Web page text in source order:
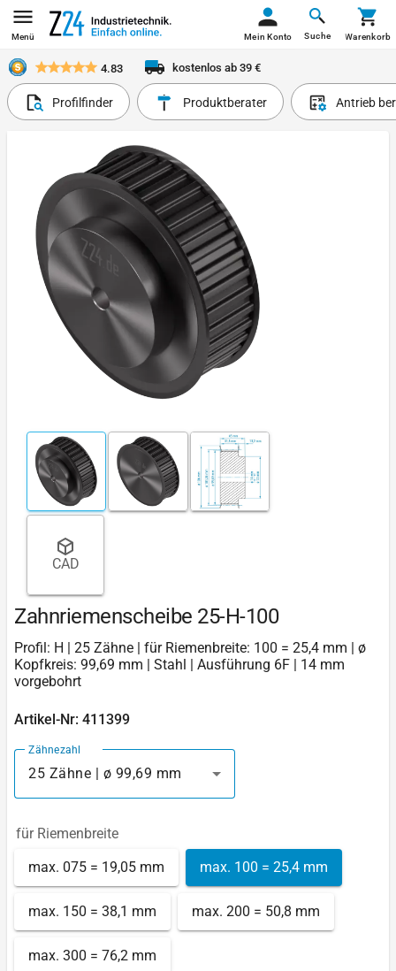
Menü Suche
Mein Konto Warenkorb
4.83 kostenlos ab 39 €
Profilfinder Produktberater Antrieb
CAD
Zahnriemenscheibe 25-H-100
Profil: H | 25 Zähne | für Riemenbreite: 100 = 25,4 mm | ø
Kopfkreis: 99,69 mm | Stahl | Ausführung 6F | 14 mm
vorgebohrt
Artikel-Nr: 411399
Zähnezahl
25 Zähne | ø 99,69 mm
für Riemenbreite
max. 075 = 19,05 mm max. 100 = 25,4 mm
max. 150 = 38,1 mm max. 200 = 50,8 mm
max. 300 = 76,2 mm